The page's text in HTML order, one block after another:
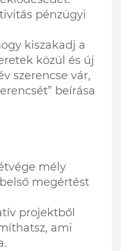
pénzügyi
kiszakadj a
közül és új
szerencse vár,
beírása
mély
megértést
projektből
ami